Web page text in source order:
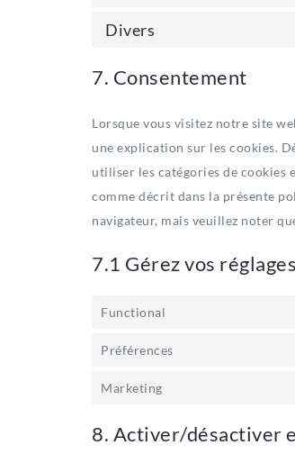
Divers
7. Consentement
Lorsque vous visitez notre site
une explication sur les cookies.
utiliser les catégories de cookies
comme décrit dans la présente
navigateur, mais veuillez noter
7.1 Gérez vos
Functional
Préférences
Marketing
8. Activer/désactiver